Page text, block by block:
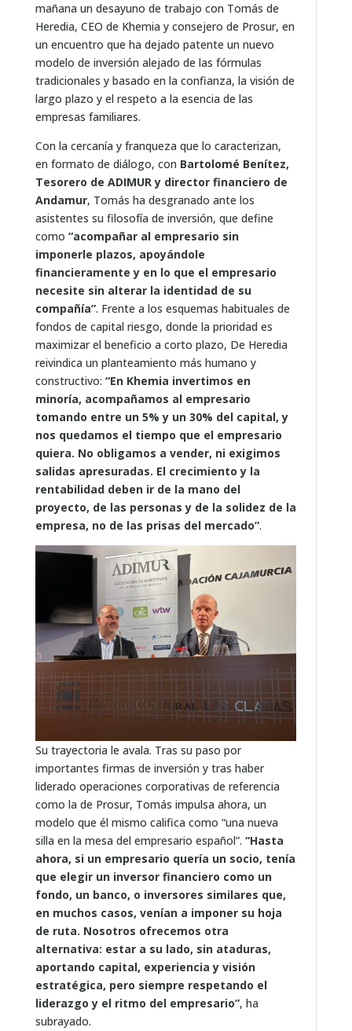
mañana un desayuno de trabajo con Tomás de
Heredia, CEO de Khemia y consejero de Prosur, en
un encuentro que ha dejado patente un nuevo
modelo de inversión alejado de las fórmulas
tradicionales y basado en la confianza, la visión de
largo plazo y el respeto a la esencia de las
empresas familiares.
Con la cercanía y franqueza que lo caracterizan,
en formato de diálogo, con Bartolomé Benítez,
Tesorero de ADIMUR y director financiero de
Andamur, Tomás ha desgranado ante los
asistentes su filosofía de inversión, que define
como “acompañar al empresario sin
imponerle plazos, apoyándole
financieramente y en lo que el empresario
necesite sin alterar la identidad de su
compañía”. Frente a los esquemas habituales de
fondos de capital riesgo, donde la prioridad es
maximizar el beneficio a corto plazo, De Heredia
reivindica un planteamiento más humano y
constructivo: “En Khemia invertimos en
minoría, acompañamos al empresario
tomando entre un 5% y un 30% del capital, y
nos quedamos el tiempo que el empresario
quiera. No obligamos a vender, ni exigimos
salidas apresuradas. El crecimiento y la
rentabilidad deben ir de la mano del
proyecto, de las personas y de la solidez de la
empresa, no de las prisas del mercado”.
Su trayectoria le avala. Tras su paso por
importantes firmas de inversión y tras haber
liderado operaciones corporativas de referencia
como la de Prosur, Tomás impulsa ahora, un
modelo que él mismo califica como “una nueva
silla en la mesa del empresario español”. “Hasta
ahora, si un empresario quería un socio, tenía
que elegir un inversor financiero como un
fondo, un banco, o inversores similares que,
en muchos casos, venían a imponer su hoja
de ruta. Nosotros ofrecemos otra
alternativa: estar a su lado, sin ataduras,
aportando capital, experiencia y visión
estratégica, pero siempre respetando el
liderazgo y el ritmo del empresario”, ha
subrayado.